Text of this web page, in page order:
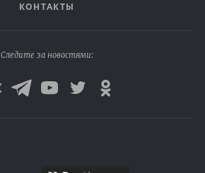
КОНТАКТЫ
Следите за новостями: